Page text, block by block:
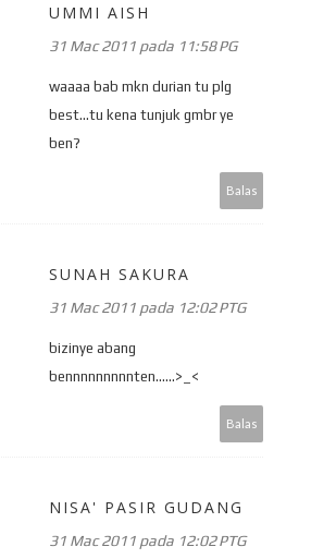
UMMI AISH
31 Mac 2011 pada 11:58 PG
waaaa bab mkn durian tu plg
best...tu kena tunjuk gmbr ye
ben?
Balas
SUNAH SAKURA
31 Mac 2011 pada 12:02 PTG
bizinye abang
bennnnnnnnnten......>_<
Balas
NISA' PASIR GUDANG
31 Mac 2011 pada 12:02 PTG